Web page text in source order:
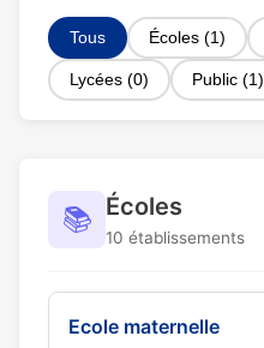
Tous Écoles (1)
Lycées (0) Public (1)
📚 Écoles
10 établissements
Ecole maternelle